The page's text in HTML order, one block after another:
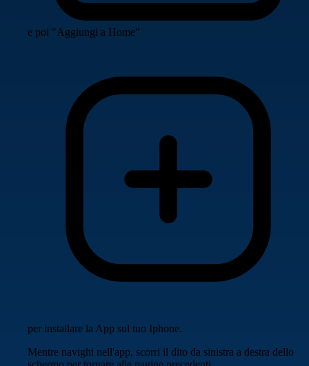
e poi "Aggiungi a Home"
per installare la App sul tuo Iphone.
Mentre navighi nell'app, scorri il dito da sinistra a destra dello